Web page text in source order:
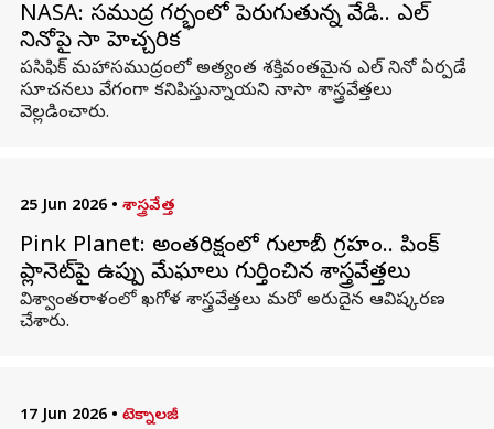
NASA: సముద్ర గర్భంలో పెరుగుతున్న వేడి.. ఎల్
నినోపై నాసా హెచ్చరిక
పసిఫిక్ మహాసముద్రంలో అత్యంత శక్తివంతమైన ఎల్ నినో ఏర్పడే
సూచనలు వేగంగా కనిపిస్తున్నాయని నాసా శాస్త్రవేత్తలు
వెల్లడించారు.
25 Jun 2026 • శాస్త్రవేత్త
Pink Planet: అంతరిక్షంలో గులాబీ గ్రహం.. పింక్
ప్లానెట్‌పై ఉప్పు మేఘాలు గుర్తించిన శాస్త్రవేత్తలు
విశ్వాంతరాళంలో ఖగోళ శాస్త్రవేత్తలు మరో అరుదైన ఆవిష్కరణ
చేశారు.
17 Jun 2026 • టెక్నాలజీ